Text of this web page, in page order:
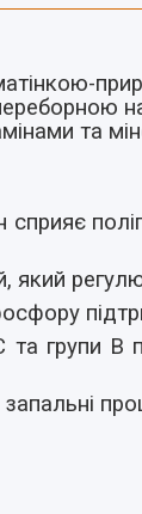
та
сприяє
який
та групи B